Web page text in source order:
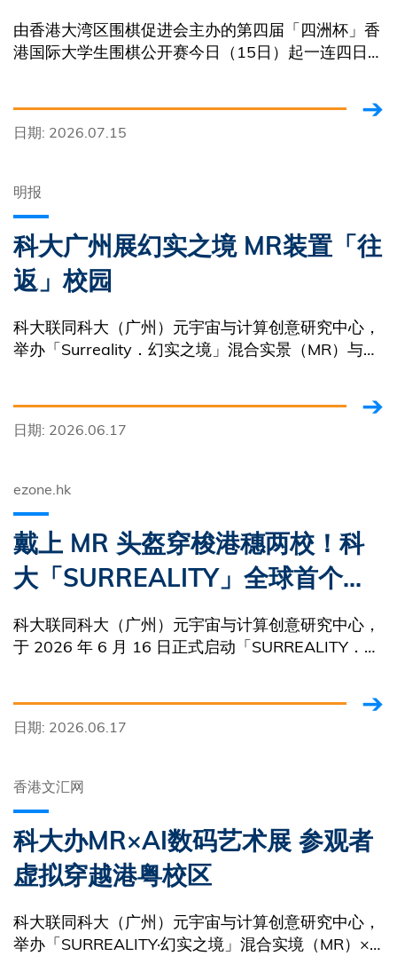
由香港大湾区围棋促进会主办的第四届「四洲杯」香
港国际大学生围棋公开赛今日（15日）起一连四日在
日期: 2026.07.15
明报
科大广州展幻实之境 MR装置「往
返」校园
科大联同科大（广州）元宇宙与计算创意研究中心，
举办「Surreality．幻实之境」混合实景（MR）与人
日期: 2026.06.17
ezone.hk
戴上 MR 头盔穿梭港穗两校！科
大「SURREALITY」全球首个跨
城 MR × AI 艺术展清水湾开幕
23 国 50 件作品免费睇至 7 月底
科大联同科大（广州）元宇宙与计算创意研究中心，
于 2026 年 6 月 16 日正式启动「SURREALITY．幻
日期: 2026.06.17
香港文汇网
科大办MR×AI数码艺术展 参观者
虚拟穿越港粤校区
科大联同科大（广州）元宇宙与计算创意研究中心，
举办「SURREALITY·幻实之境」混合实境（MR）×